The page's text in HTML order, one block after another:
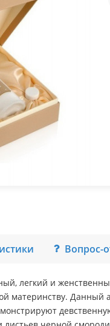
Вопрос-
легкий и
материнству. Данный